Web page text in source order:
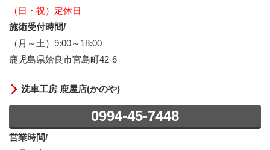
（日・祝）定休日
施術受付時間/
（月～土）9:00～18:00
鹿児島県姶良市宮島町42-6
洗車工房 鹿屋店(かのや)
0994-45-7448
営業時間/